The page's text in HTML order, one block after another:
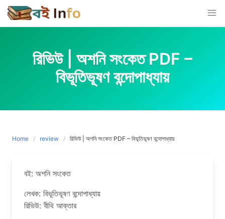
Skip
to
content
রিভিউ | অশনি সংকেত PDF –
বিভূতিভূষণ বন্দোপাধ্যায়
Home review রিভিউ | অশনি সংকেত PDF – বিভূতিভূষণ বন্দোপাধ্যায়
বই: অশনি সংকেত
লেখক: বিভূতিভূষণ বন্দোপাধ্যায়
রিভিউ: বীথি আক্তার